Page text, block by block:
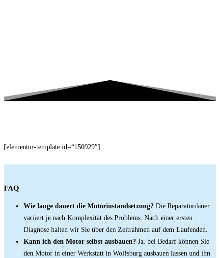
[elementor-template id=“150929″]
FAQ
Wie lange dauert die Motorinstandsetzung? Die Reparaturdauer
variiert je nach Komplexität des Problems. Nach einer ersten
Diagnose halten wir Sie über den Zeitrahmen auf dem Laufenden.
Kann ich den Motor selbst ausbauen? Ja, bei Bedarf können Sie
den Motor in einer Werkstatt in Wolfsburg ausbauen lassen und ihn